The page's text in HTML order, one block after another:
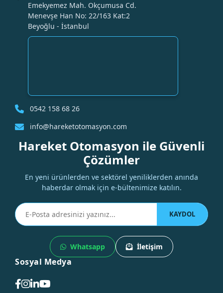
Emekyemez Mah. Okçumusa Cd.
Menevşe Han No: 22/163 Kat:2
Beyoğlu - İstanbul
0542 158 68 26
info@hareketotomasyon.com
Hareket Otomasyon ile Güvenli
Çözümler
En yeni ürünlerden ve sektörel yeniliklerden anında
haberdar olmak için e-bültenimize katılın.
KAYDOL
Whatsapp İletişim
Sosyal Medya